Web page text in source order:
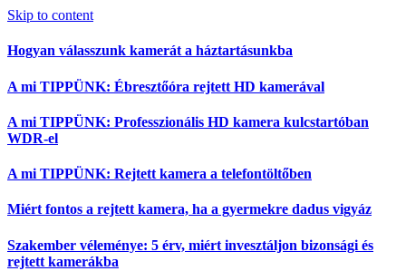
Skip to content
Hogyan válasszunk kamerát a háztartásunkba
A mi TIPPÜNK: Ébresztőóra rejtett HD kamerával
A mi TIPPÜNK: Professzionális HD kamera kulcstartóban
WDR-el
A mi TIPPÜNK: Rejtett kamera a telefontöltőben
Miért fontos a rejtett kamera, ha a gyermekre dadus vigyáz
Szakember véleménye: 5 érv, miért invesztáljon bizonsági és
rejtett kamerákba